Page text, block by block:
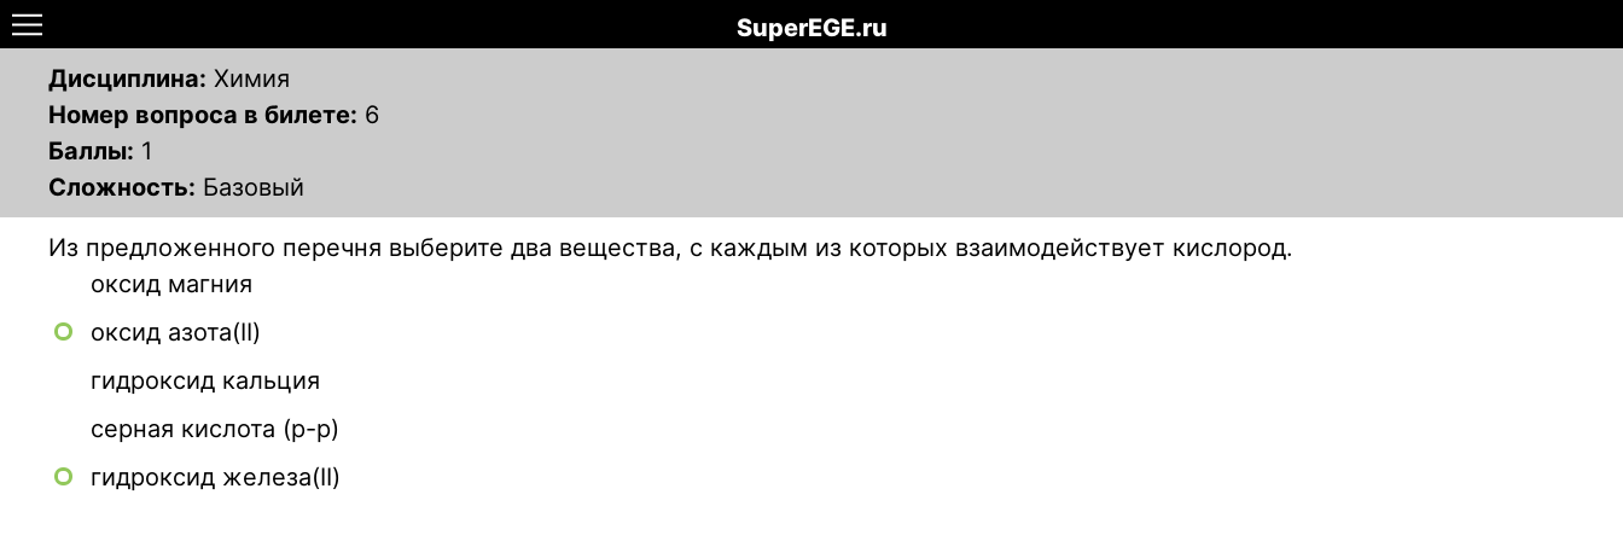
SuperEGE.ru
Дисциплина: Химия
Номер вопроса в билете: 6
Баллы: 1
Сложность: Базовый
Из предложенного перечня выберите два вещества, с каждым из которых взаимодействует кислород.
оксид магния
оксид азота(II)
гидроксид кальция
серная кислота (р-р)
гидроксид железа(II)